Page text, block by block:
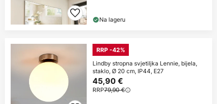
Na lageru
RRP -42%
Lindby stropna svjetiljka Lennie, bijela,
staklo, Ø 20 cm, IP44, E27
45,90 €
RRP79,90 €